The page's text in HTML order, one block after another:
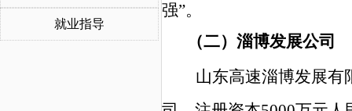
就业指导
强”。
（二）淄博发展公司
山东高速淄博发展有